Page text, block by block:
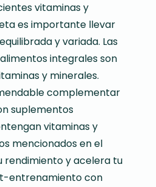
vitaminas y
es importante llevar
y variada. Las
integrales son
y minerales.
complementar
suplementos
vitaminas y
mencionados en el
rendimiento y acelera tu
entrenamiento con